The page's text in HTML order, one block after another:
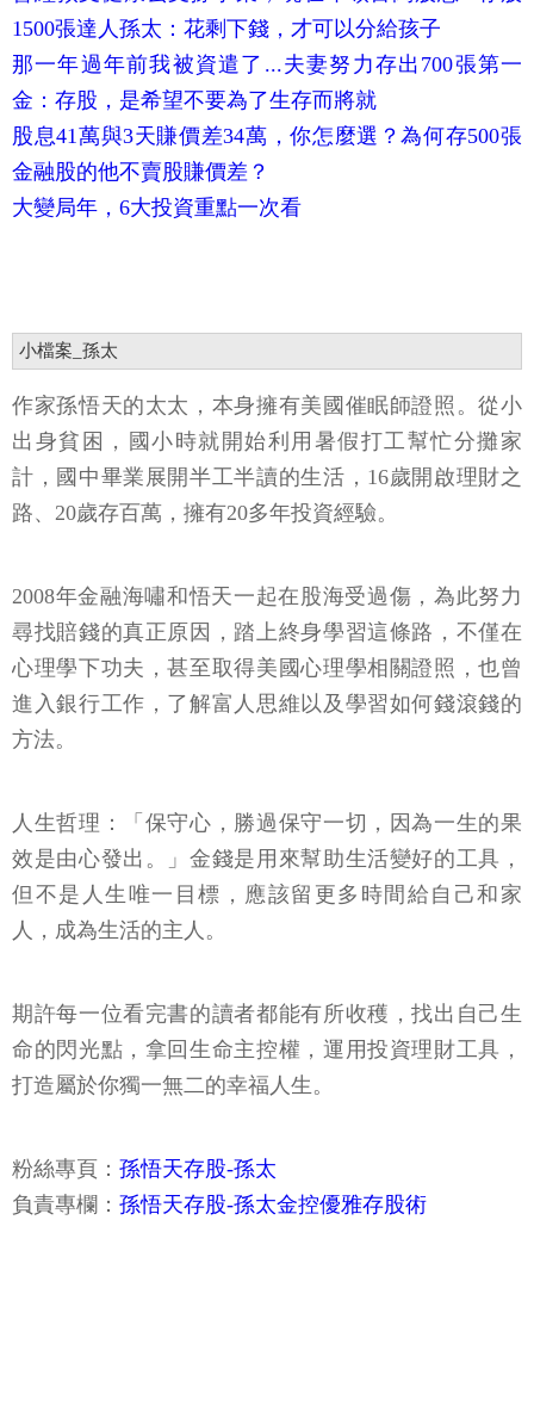
1500張達人孫太：花剩下錢，才可以分給孩子
那一年過年前我被資遣了...夫妻努力存出700張第一
金：存股，是希望不要為了生存而將就
股息41萬與3天賺價差34萬，你怎麼選？為何存500張
金融股的他不賣股賺價差？
大變局年，6大投資重點一次看
小檔案_孫太
作家孫悟天的太太，本身擁有美國催眠師證照。從小
出身貧困，國小時就開始利用暑假打工幫忙分攤家
計，國中畢業展開半工半讀的生活，16歲開啟理財之
路、20歲存百萬，擁有20多年投資經驗。
2008年金融海嘯和悟天一起在股海受過傷，為此努力
尋找賠錢的真正原因，踏上終身學習這條路，不僅在
心理學下功夫，甚至取得美國心理學相關證照，也曾
進入銀行工作，了解富人思維以及學習如何錢滾錢的
方法。
人生哲理：「保守心，勝過保守一切，因為一生的果
效是由心發出。」金錢是用來幫助生活變好的工具，
但不是人生唯一目標，應該留更多時間給自己和家
人，成為生活的主人。
期許每一位看完書的讀者都能有所收穫，找出自己生
命的閃光點，拿回生命主控權，運用投資理財工具，
打造屬於你獨一無二的幸福人生。
粉絲專頁： 孫悟天存股-孫太
負責專欄： 孫悟天存股-孫太金控優雅存股術